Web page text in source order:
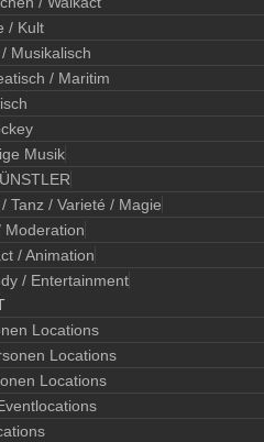
/ Kult
Musikalisch
/ Maritim
Musik
Tanz / Varieté / Magie
Moderation
/ Animation
/ Entertainment
Locations
Locations
Locations